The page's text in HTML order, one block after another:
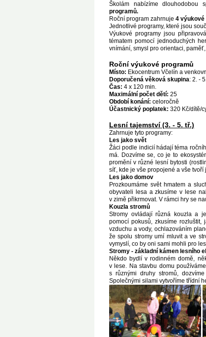
Školám nabízíme dlouhodobou
programů.
Roční program zahrnuje 4 výukové
Jednotlivé programy, které jsou
Výukové programy jsou
tématem pomocí jednoduchých
vnímání, smysl pro orientaci,
Roční výukové programů
Místo: Ekocentrum Včelín a
Doporučená věková skupina: 2. -
Čas: 4 x 120 min.
Maximální počet dětí: 25
Období konání: celoročně
Účastnický poplatek: 320 Kč/dítě/
Lesní tajemství (3. - 5. tř.)
Zahrnuje tyto programy:
Les jako svět
Žáci podle indicií hádají téma
má. Dozvíme se, co je to
promění v různé lesní bytosti
síť, kde je vše propojené a vše tvoří
Les jako domov
Prozkoumáme svět hmatem a
obyvateli lesa a zkusíme v lese
v zimě přikrmovat. V rámci hry se
Kouzla stromů
Stromy ovládají různá kouzla a
pomocí pokusů, zkusíme rozluštit,
vzduchu a vody, ochlazováním
že spolu stromy umí mluvit a ve
vymyslí, co by oni sami mohli pro
Stromy - základní kámen lesního
Někdo bydlí v rodinném domě,
v lese. Na stavbu domu
s různými druhy stromů,
Společnými silami vytvoříme třídní